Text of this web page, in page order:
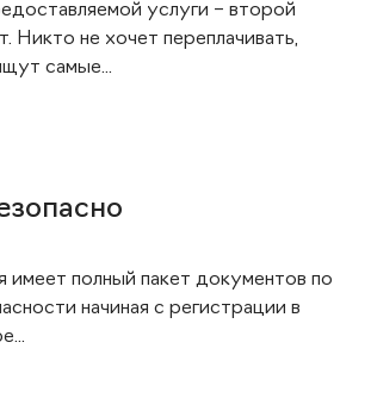
услуги – второй
Никто не хочет переплачивать,
самые...
имеет полный пакет документов по
начиная с регистрации в